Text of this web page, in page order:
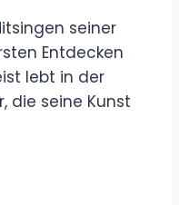
seiner
Entdecken
lebt in der
die seine Kunst